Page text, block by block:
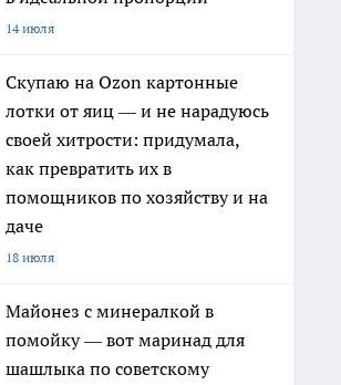
14 июля
Скупаю на Ozon картонные
лотки от яиц — и не нарадуюсь
своей хитрости: придумала,
как превратить их в
помощников по хозяйству и на
даче
18 июля
Майонез с минералкой в
помойку — вот маринад для
шашлыка по советскому